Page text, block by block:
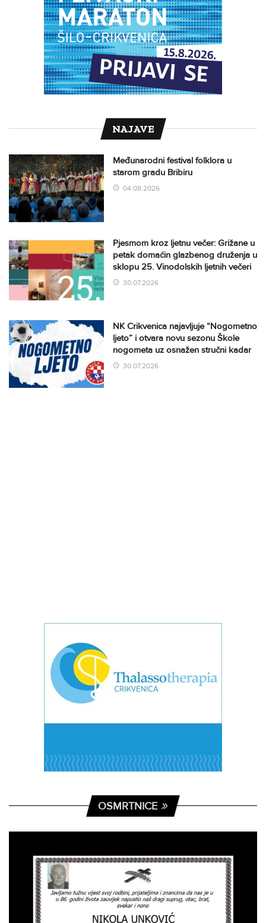
NAJAVE
Međunarodni festival folklora u
starom gradu Bribiru
04.08.2026
Pjesmom kroz ljetnu večer: Grižane u
petak domaćin glazbenog druženja u
sklopu 25. Vinodolskih ljetnih večeri
30.07.2026
NK Crikvenica najavljuje “Nogometno
ljeto” i otvara novu sezonu Škole
nogometa uz osnažen stručni kadar
30.07.2026
OSMRTNICE